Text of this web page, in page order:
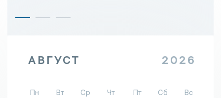
АВГУСТ 2026
Пн Вт Ср Чт Пт Сб
Вс